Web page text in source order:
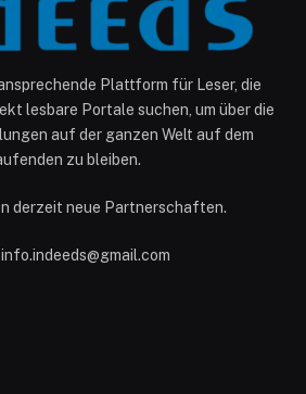
Plattform für Leser, die
lesbare Portale suchen, um über die
auf der ganzen Welt auf dem
zu bleiben.
derzeit neue Partnerschaften.
info.indeeds@gmail.com